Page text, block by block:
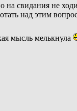
на свидания не
над этим
мысль мелькнула